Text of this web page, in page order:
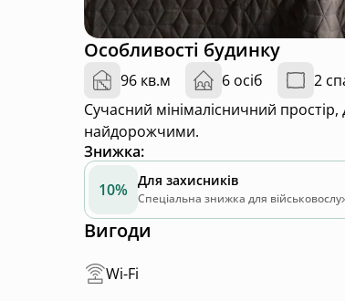
Особливості будинку
96 кв.м 6 осіб 2
Сучасний мінімалісничний
найдорожчими.
Знижка:
10% Для захисників
Спеціальна знижка для
Вигоди
Wi-Fi